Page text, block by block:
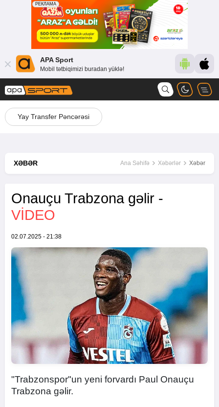
APA Sport
Mobil tətbiqimizi buradan yüklə!
Yay Transfer Pəncərəsi
XƏBƏR Ana Səhifə Xəbərlər Xəbər
Onauçu Trabzona gəlir -
VİDEO
02.07.2025 - 21:38
"Trabzonspor"un yeni forvardı Paul Onauçu
Trabzona gəlir.